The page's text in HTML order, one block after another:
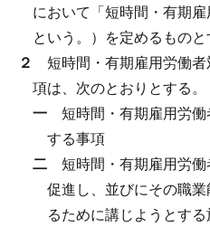
において「短時間・有期雇
という。）を定めるものと
２ 短時間・有期雇用労働
項は、次のとおりとする。
一 短時間・有期雇用労
する事項
二 短時間・有期雇用労
促進し、並びにその職
るために講じようとす